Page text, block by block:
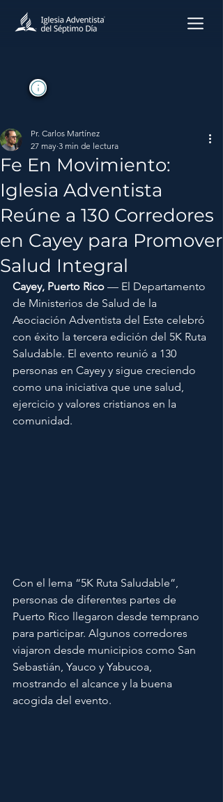
Fe En Movimiento:
Iglesia Adventista
Reúne a 130 Corredores
en Cayey para Promover
Salud Integral
Pr. Carlos Martínez
27 may 3 min de lectura
Cayey, Puerto Rico — El Departamento
de Ministerios de Salud de la
Asociación Adventista del Este celebró
con éxito la tercera edición del 5K Ruta
Saludable. El evento reunió a 130
personas en Cayey y sigue creciendo
como una iniciativa que une salud,
ejercicio y valores cristianos en la
comunidad.
Con el lema “5K Ruta Saludable”,
personas de diferentes partes de
Puerto Rico llegaron desde temprano
para participar. Algunos corredores
viajaron desde municipios como San
Sebastián, Yauco y Yabucoa,
mostrando el alcance y la buena
acogida del evento.